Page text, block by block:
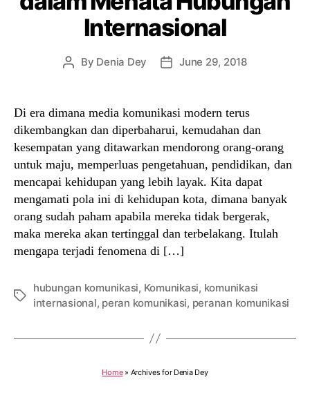
Internasional
Post
By Denia Dey
PostJune 29, 2018
Di era dimana media komunikasi modern terus
dikembangkan dan diperbaharui, kemudahan dan
kesempatan yang ditawarkan mendorong orang-orang
untuk maju, memperluas pengetahuan, pendidikan, dan
mencapai kehidupan yang lebih layak. Kita dapat
mengamati pola ini di kehidupan kota, dimana banyak
orang sudah paham apabila mereka tidak bergerak,
maka mereka akan tertinggal dan terbelakang. Itulah
mengapa terjadi fenomena di […]
Tags
hubungan komunikasi, Komunikasi, komunikasi
internasional, peran komunikasi, peranan komunikasi
Home» Archives for Denia Dey